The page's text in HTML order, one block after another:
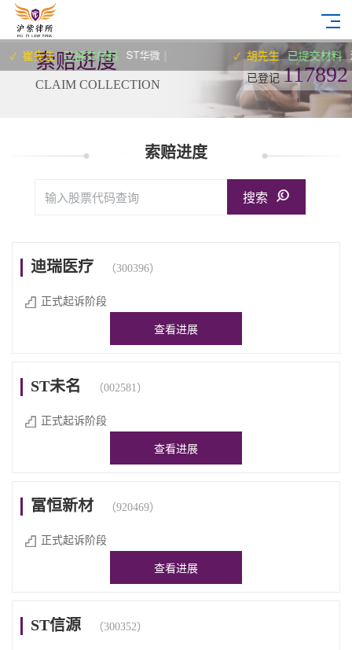
崔先生 已提交材料 ST华微 | 胡先生 已提交材料 汇
索赔进度
CLAIM COLLECTION 已登记 117892
索赔进度
搜索
迪瑞医疗 （300396）
正式起诉阶段
查看进展
ST未名 （002581）
正式起诉阶段
查看进展
富恒新材 （920469）
正式起诉阶段
查看进展
ST信源 （300352）